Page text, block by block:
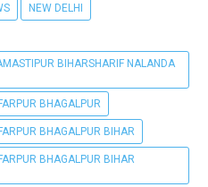
NEW DELHI
BIHARSHARIF NALANDA
BHAGALPUR
BHAGALPUR BIHAR
BHAGALPUR BIHAR